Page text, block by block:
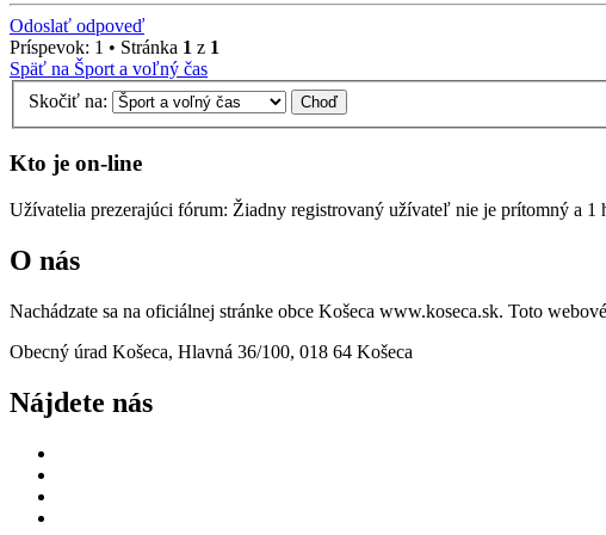
Odoslať odpoveď
Príspevok: 1 • Stránka 1 z 1
Späť na Šport a voľný čas
Skočiť na:
Kto je on-line
Užívatelia prezerajúci fórum: Žiadny registrovaný užívateľ nie je prítomný a 1
O nás
Nachádzate sa na oficiálnej stránke obce Košeca www.koseca.sk. Toto
Obecný úrad Košeca, Hlavná 36/100, 018 64 Košeca
Nájdete nás